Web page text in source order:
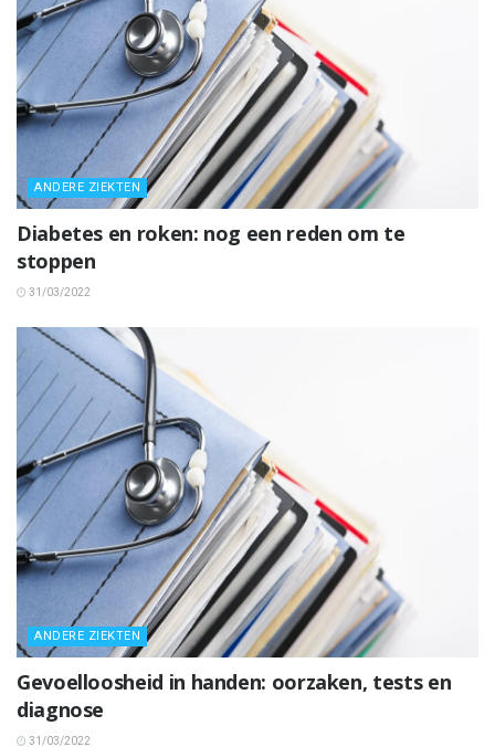
ANDERE ZIEKTEN
Diabetes en roken: nog een reden om te
stoppen
31/03/2022
ANDERE ZIEKTEN
Gevoelloosheid in handen: oorzaken, tests en
diagnose
31/03/2022